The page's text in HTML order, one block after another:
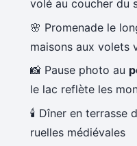
volé au coucher du
🌸 Promenade le
maisons aux volets
📸 Pause photo au
le lac reflète les
🕯️ Dîner en terrasse
ruelles médiévales